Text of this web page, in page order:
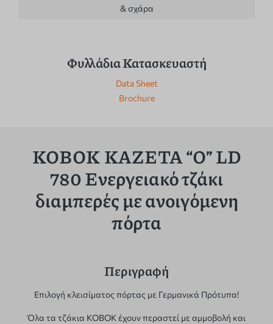
& σχάρα
Φυλλάδια Κατασκευαστή
Data Sheet
Brochure
KOBOK KAZETA “O” LD
780 Ενεργειακό τζάκι
διαμπερές με ανοιγόμενη
πόρτα
Περιγραφή
Επιλογή κλεισίματος πόρτας με Γερμανικά Πρότυπα!
Όλα τα τζάκια KOBOK έχουν περαστεί με αμμοβολή και